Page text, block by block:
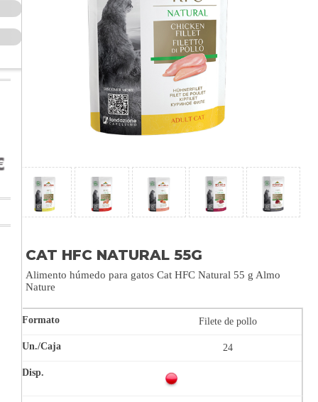
CAT HFC NATURAL 55G
Alimento húmedo para gatos Cat HFC Natural 55 g Almo
Nature
Filete de pollo
24